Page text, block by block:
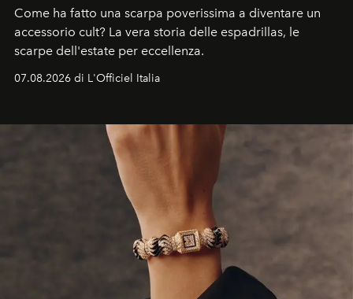
Come ha fatto una scarpa poverissima a diventare un
accessorio cult? La vera storia delle espadrillas, le
scarpe dell'estate per eccellenza.
07.08.2026 di L'Officiel Italia